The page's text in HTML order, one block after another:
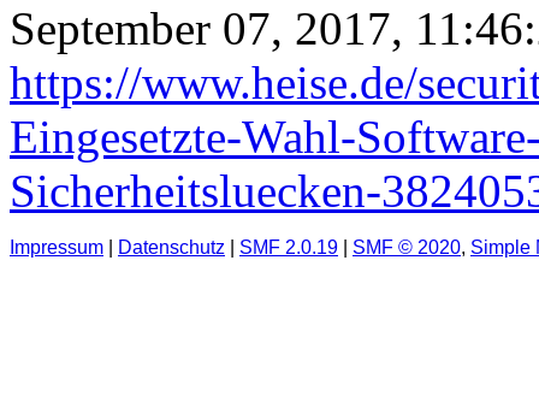
September 07, 2017,
https://www.heise.de/
Eingesetzte-Wahl-
Sicherheitsluecken-
Impressum Datenschutz SMF 2.0.19 SMF © 2020, Simple